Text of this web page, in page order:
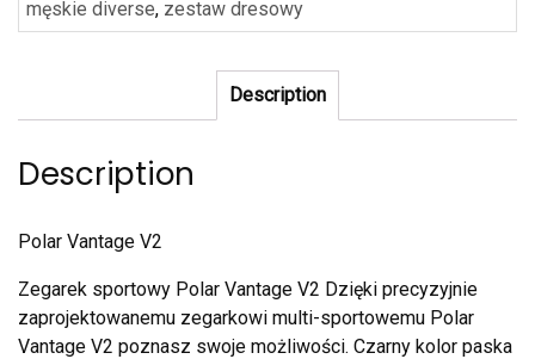
męskie diverse, zestaw dresowy
Description
Description
Polar Vantage V2
Zegarek sportowy Polar Vantage V2 Dzięki precyzyjnie
zaprojektowanemu zegarkowi multi-sportowemu Polar
Vantage V2 poznasz swoje możliwości. Czarny kolor paska